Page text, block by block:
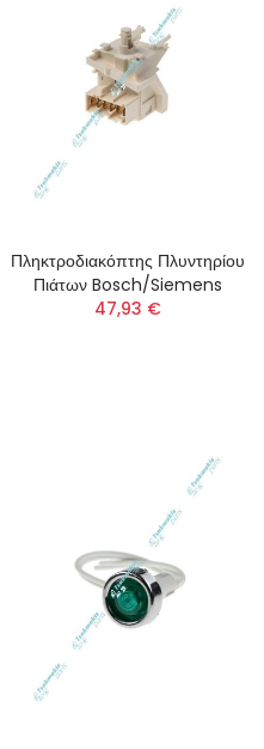
Πληκτροδιακόπτης Πλυντηρίου
Πιάτων Bosch/Siemens
47,93 €